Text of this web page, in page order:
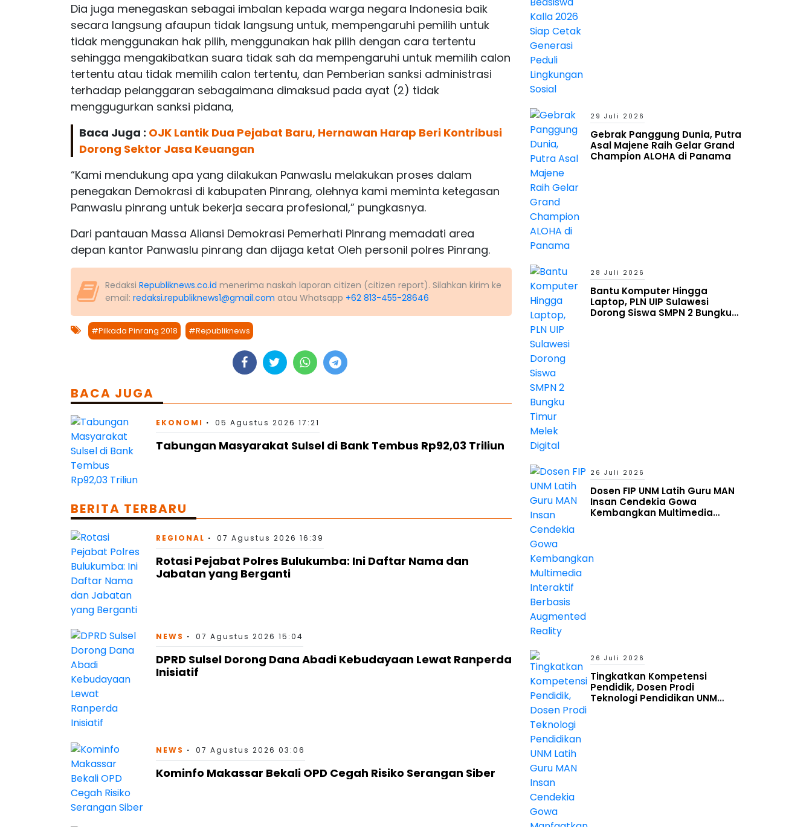
Dia juga menegaskan sebagai imbalan kepada warga negara Indonesia baik
secara langsung afaupun tidak langsung untuk, mempengaruhi pemilih untuk
tidak menggunakan hak pilih, menggunakan hak pilih dengan cara tertentu
sehingga mengakibatkan suara tidak sah da mempengaruhi untuk memilih calon
tertentu atau tidak memilih calon tertentu, dan Pemberian sanksi administrasi
terhadap pelanggaran sebagaimana dimaksud pada ayat (2) tidak
menggugurkan sanksi pidana,
Baca Juga : OJK Lantik Dua Pejabat Baru, Hernawan Harap Beri Kontribusi
Dorong Sektor Jasa Keuangan
“Kami mendukung apa yang dilakukan Panwaslu melakukan proses dalam
penegakan Demokrasi di kabupaten Pinrang, olehnya kami meminta ketegasan
Panwaslu pinrang untuk bekerja secara profesional,” pungkasnya.
Dari pantauan Massa Aliansi Demokrasi Pemerhati Pinrang memadati area
depan kantor Panwaslu pinrang dan dijaga ketat Oleh personil polres Pinrang.
Redaksi Republiknews.co.id menerima naskah laporan citizen (citizen report). Silahkan kirim ke
email: redaksi.republiknews1@gmail.com atau Whatsapp +62 813-455-28646
#Pilkada Pinrang 2018 #Republiknews
BACA JUGA
EKONOMI 05 Agustus 2026 17:21
Tabungan Masyarakat Sulsel di Bank Tembus Rp92,03 Triliun
BERITA TERBARU
REGIONAL 07 Agustus 2026 16:39
Rotasi Pejabat Polres Bulukumba: Ini Daftar Nama dan
Jabatan yang Berganti
NEWS 07 Agustus 2026 15:04
DPRD Sulsel Dorong Dana Abadi Kebudayaan Lewat Ranperda
Inisiatif
NEWS 07 Agustus 2026 03:06
Kominfo Makassar Bekali OPD Cegah Risiko Serangan Siber
29 Juli 2026
Gebrak Panggung Dunia, Putra
Asal Majene Raih Gelar Grand
Champion ALOHA di Panama
28 Juli 2026
Bantu Komputer Hingga
Laptop, PLN UIP Sulawesi
Dorong Siswa SMPN 2 Bungku
26 Juli 2026
Dosen FIP UNM Latih Guru MAN
Insan Cendekia Gowa
Kembangkan Multimedia
26 Juli 2026
Tingkatkan Kompetensi
Pendidik, Dosen Prodi
Teknologi Pendidikan UNM